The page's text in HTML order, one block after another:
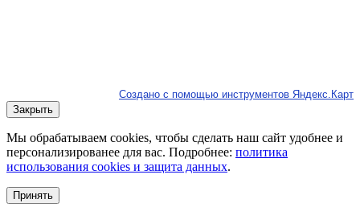
Создано с помощью инструментов Яндекс.Карт
Закрыть
Мы обрабатываем cookies, чтобы сделать наш сайт удобнее и
персонализированее для вас. Подробнее: политика
использования cookies и защита данных.
Принять